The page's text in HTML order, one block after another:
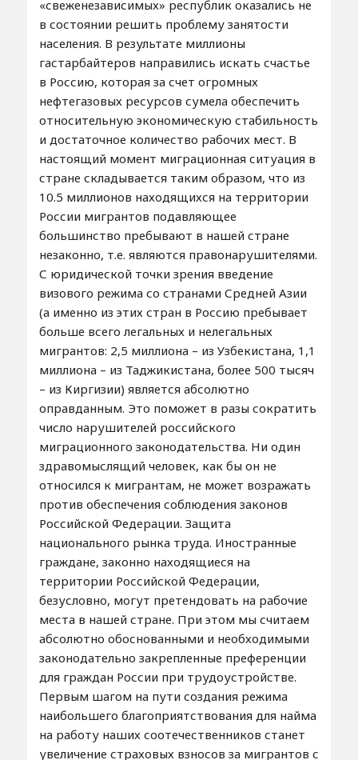
«свеженезависимых» республик оказались не
в состоянии решить проблему занятости
населения. В результате миллионы
гастарбайтеров направились искать счастье
в Россию, которая за счет огромных
нефтегазовых ресурсов сумела обеспечить
относительную экономическую стабильность
и достаточное количество рабочих мест. В
настоящий момент миграционная ситуация в
стране складывается таким образом, что из
10.5 миллионов находящихся на территории
России мигрантов подавляющее
большинство пребывают в нашей стране
незаконно, т.е. являются правонарушителями.
С юридической точки зрения введение
визового режима со странами Средней Азии
(а именно из этих стран в Россию пребывает
больше всего легальных и нелегальных
мигрантов: 2,5 миллиона – из Узбекистана, 1,1
миллиона – из Таджикистана, более 500 тысяч
– из Киргизии) является абсолютно
оправданным. Это поможет в разы сократить
число нарушителей российского
миграционного законодательства. Ни один
здравомыслящий человек, как бы он не
относился к мигрантам, не может возражать
против обеспечения соблюдения законов
Российской Федерации. Защита
национального рынка труда. Иностранные
граждане, законно находящиеся на
территории Российской Федерации,
безусловно, могут претендовать на рабочие
места в нашей стране. При этом мы считаем
абсолютно обоснованными и необходимыми
законодательно закрепленные преференции
для граждан России при трудоустройстве.
Первым шагом на пути создания режима
наибольшего благоприятствования для найма
на работу наших соотечественников станет
увеличение страховых взносов за мигрантов с